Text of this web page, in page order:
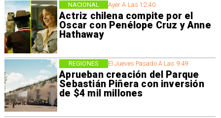
Ayer A Las 12:40
Actriz chilena compite por el
Oscar con Penélope Cruz y Anne
Hathaway
NACIONAL
El Jueves Pasado A Las 9:49
Aprueban creación del Parque
Sebastián Piñera con inversión
de $4 mil millones
REGIONES